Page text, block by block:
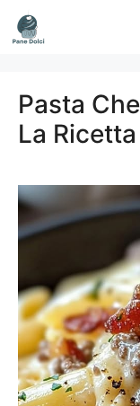
Vai
al
Pasta
La